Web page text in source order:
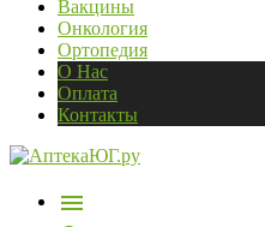
Вакцины
Онкология
Ортопедия
О Нас
Оплата
Контакты